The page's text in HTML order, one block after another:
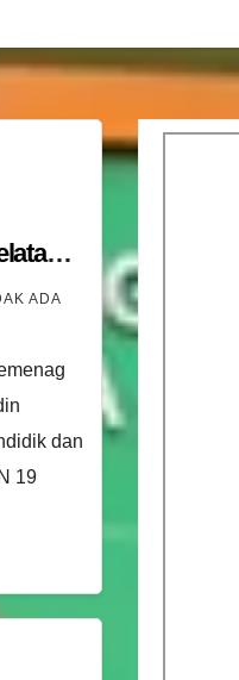
ADA
dan
19